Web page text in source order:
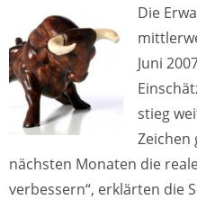
Die
Juni
stieg
Zeichen
nächsten Monaten die
verbessern“, erklärten die